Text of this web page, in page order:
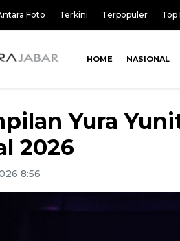
Foto Terkini Terpopuler Top
HOME NASIONAL
Yura
2026
8:56